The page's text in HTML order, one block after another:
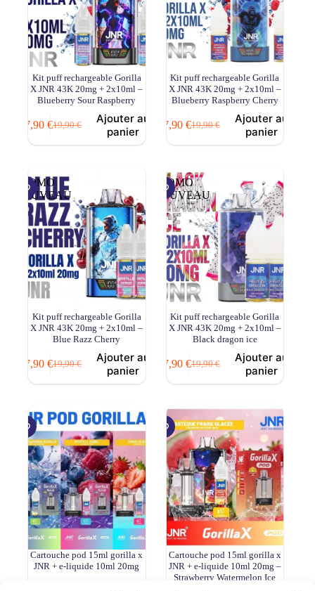
Kit puff rechargeable Gorilla
X JNR 43K 20mg + 2x10ml –
Blueberry Sour Raspberry
19,90€
Le
19,90 €.
17,90€Le
17,90 €.
Ajouter au
panier
Kit puff rechargeable Gorilla
X JNR 43K 20mg + 2x10ml –
Blueberry Raspberry Cherry
19,90€
Le
19,90 €.
17,90 €Le
17,90 €.
Ajouter au
panier
PROMO
NOUVEAU
Kit puff rechargeable Gorilla
X JNR 43K 20mg + 2x10ml –
Blue Razz Cherry
19,90€
Le
19,90 €.
17,90€Le
17,90 €.
Ajouter au
panier
PROMO
NOUVEAU
Kit puff rechargeable Gorilla
X JNR 43K 20mg + 2x10ml –
Black dragon ice
19,90€
Le
était :
19,90 €.
17,90 €Le
est :
17,90 €.
Ajouter au
panier
Cartouche pod 15ml gorilla x
JNR + e-liquide 10ml 20mg
Cartouche pod 15ml gorilla x
JNR + e-liquide 10ml 20mg –
Strawberry Watermelon Ice